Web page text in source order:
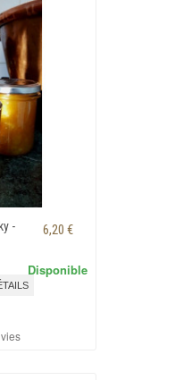
-
6,20 €
Disponible